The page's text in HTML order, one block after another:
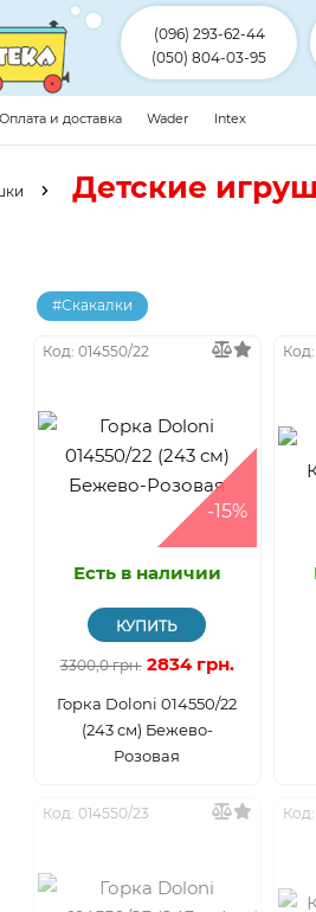
(096) 293-62-44
(050) 804-03-95
Оплата и доставка Wader Intex
Детские
#Скакалки
Код: 014550/22
-15%
Есть в наличии
КУПИТЬ
3300,0 грн. 2834 грн.
Горка Doloni 014550/22
(243 см) Бежево-
Розовая
Код: 014550/23 Код: